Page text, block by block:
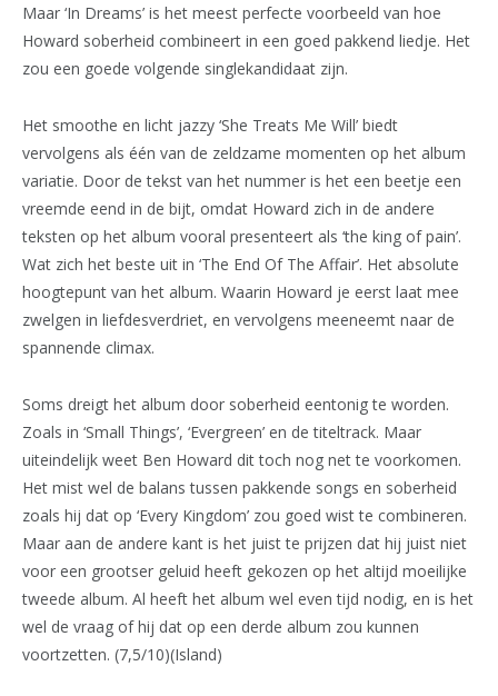
Maar ‘In Dreams’ is het meest perfecte voorbeeld van hoe
Howard soberheid combineert in een goed pakkend liedje. Het
zou een goede volgende singlekandidaat zijn.
Het smoothe en licht jazzy ‘She Treats Me Will’ biedt
vervolgens als één van de zeldzame momenten op het album
variatie. Door de tekst van het nummer is het een beetje een
vreemde eend in de bijt, omdat Howard zich in de andere
teksten op het album vooral presenteert als ‘the king of pain’.
Wat zich het beste uit in ‘The End Of The Affair’. Het absolute
hoogtepunt van het album. Waarin Howard je eerst laat mee
zwelgen in liefdesverdriet, en vervolgens meeneemt naar de
spannende climax.
Soms dreigt het album door soberheid eentonig te worden.
Zoals in ‘Small Things’, ‘Evergreen’ en de titeltrack. Maar
uiteindelijk weet Ben Howard dit toch nog net te voorkomen.
Het mist wel de balans tussen pakkende songs en soberheid
zoals hij dat op ‘Every Kingdom’ zou goed wist te combineren.
Maar aan de andere kant is het juist te prijzen dat hij juist niet
voor een grootser geluid heeft gekozen op het altijd moeilijke
tweede album. Al heeft het album wel even tijd nodig, en is het
wel de vraag of hij dat op een derde album zou kunnen
voortzetten. (7,5/10)(Island)